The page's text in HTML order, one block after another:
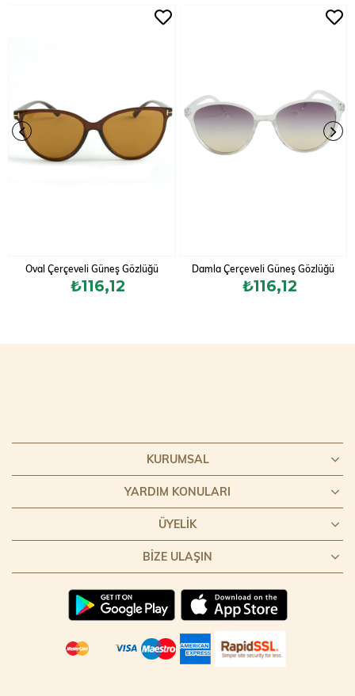
Oval Çerçeveli Güneş Gözlüğü
₺116,12
Damla Çerçeveli Güneş Gözlüğü
₺116,12
KURUMSAL
YARDIM KONULARI
ÜYELIK
BIZE ULAŞIN